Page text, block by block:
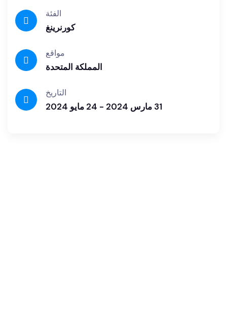
الفئة
كورنرينغ
مواقع
المملكة المتحدة
التاريخ